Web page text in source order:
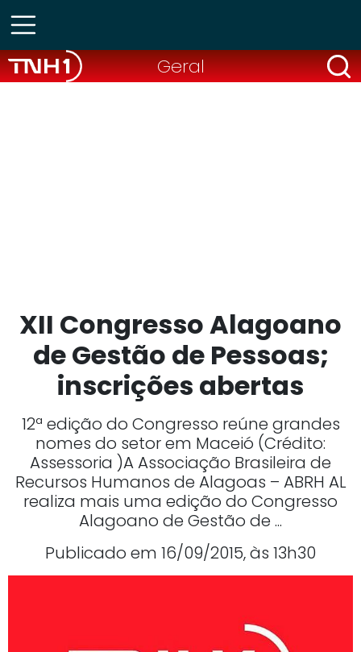
Geral
XII Congresso Alagoano
de Gestão de Pessoas;
inscrições abertas
12ª edição do Congresso reúne grandes
nomes do setor em Maceió (Crédito:
Assessoria )A Associação Brasileira de
Recursos Humanos de Alagoas – ABRH AL
realiza mais uma edição do Congresso
Alagoano de Gestão de ...
Publicado em 16/09/2015, às 13h30